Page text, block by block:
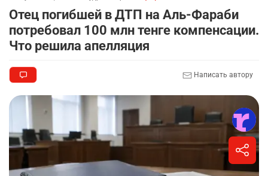
Отец погибшей в ДТП на Аль-Фараби
потребовал 100 млн тенге компенсации.
Что решила апелляция
Написать автору